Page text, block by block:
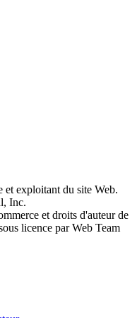
et exploitant du site Web.
Inc.
et droits d'auteur de
licence par Web Team